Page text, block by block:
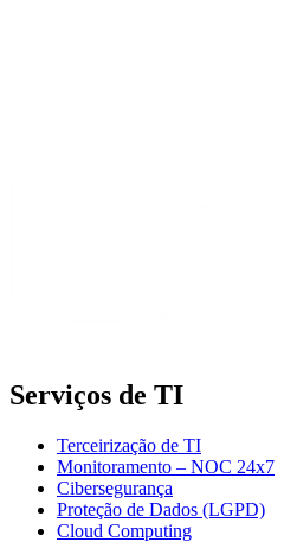
Serviços de TI
Terceirização de TI
Monitoramento – NOC 24x7
Cibersegurança
Proteção de Dados (LGPD)
Cloud Computing